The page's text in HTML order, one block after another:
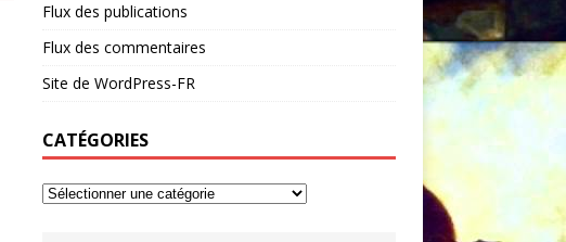
Flux des publications
Flux des commentaires
Site de WordPress-FR
CATÉGORIES